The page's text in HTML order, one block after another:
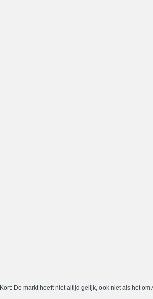
Kort: De markt heeft niet altijd gelijk, ook niet als het om